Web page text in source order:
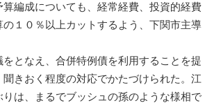
算編成についても、経常経費、投資的経費
の１０％以上カットするよう、下関市主導
となえ、合併特例債を利用することを提
きおく程度の対応でかたづけられた。江
は、まるでブッシュの孫のような様相で